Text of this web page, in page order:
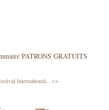
PATRONS GRATUITS
International... >>